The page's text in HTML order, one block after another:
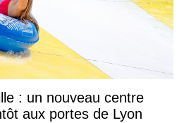
: un nouveau centre
aux portes de Lyon